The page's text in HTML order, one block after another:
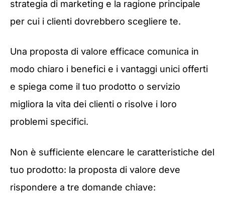
strategia di marketing e la ragione principale
per cui i clienti dovrebbero scegliere te.
Una proposta di valore efficace comunica in
modo chiaro i benefici e i vantaggi unici offerti
e spiega come il tuo prodotto o servizio
migliora la vita dei clienti o risolve i loro
problemi specifici.
Non è sufficiente elencare le caratteristiche del
tuo prodotto: la proposta di valore deve
rispondere a tre domande chiave: